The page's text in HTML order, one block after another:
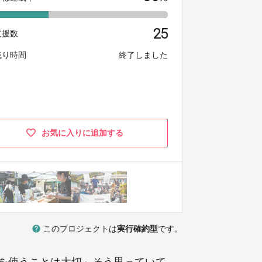
援数 25
時間 終了しました
お気に入りに追加する
help このプロジェクトは実行確約型です。